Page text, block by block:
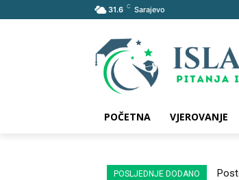
31.6 C Sarajevo
POČETNA VJEROVANJE
POSLJEDNJE DODANO